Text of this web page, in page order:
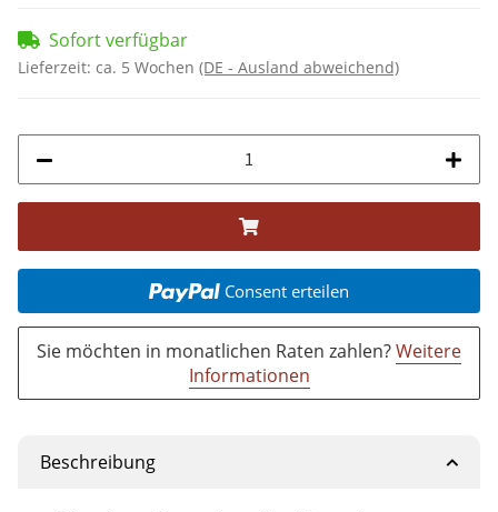
Sofort verfügbar
Lieferzeit: ca. 5 Wochen (DE - Ausland abweichend)
Consent erteilen
Sie möchten in monatlichen Raten zahlen?Weitere
Informationen
Beschreibung